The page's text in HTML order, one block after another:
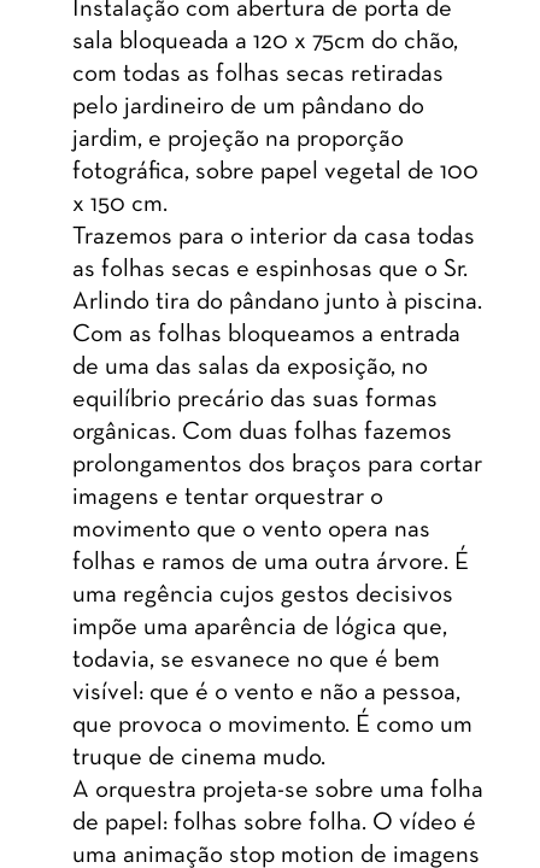
Instalação com abertura de porta de
sala bloqueada a 120 x 75cm do chão,
com todas as folhas secas retiradas
pelo jardineiro de um pândano do
jardim, e projeção na proporção
fotográfica, sobre papel vegetal de 100
x 150 cm.
Trazemos para o interior da casa todas
as folhas secas e espinhosas que o Sr.
Arlindo tira do pândano junto à piscina.
Com as folhas bloqueamos a entrada
de uma das salas da exposição, no
equilíbrio precário das suas formas
orgânicas. Com duas folhas fazemos
prolongamentos dos braços para cortar
imagens e tentar orquestrar o
movimento que o vento opera nas
folhas e ramos de uma outra árvore. É
uma regência cujos gestos decisivos
impõe uma aparência de lógica que,
todavia, se esvanece no que é bem
visível: que é o vento e não a pessoa,
que provoca o movimento. É como um
truque de cinema mudo.
A orquestra projeta-se sobre uma folha
de papel: folhas sobre folha. O vídeo é
uma animação stop motion de imagens